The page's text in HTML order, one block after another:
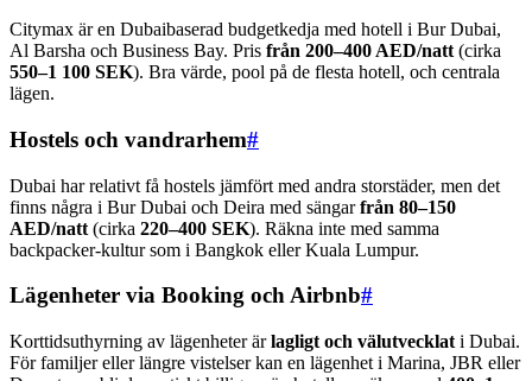
Citymax är en Dubaibaserad budgetkedja med hotell i Bur Dubai,
Al Barsha och Business Bay. Pris från 200–400 AED/natt (cirka
550–1 100 SEK). Bra värde, pool på de flesta hotell, och centrala
lägen.
Hostels och vandrarhem#
Dubai har relativt få hostels jämfört med andra storstäder, men det
finns några i Bur Dubai och Deira med sängarfrån 80–150
AED/natt (cirka 220–400 SEK). Räkna inte med samma
backpacker-kultur som i Bangkok eller Kuala Lumpur.
Lägenheter via Booking och Airbnb#
Korttidsuthyrning av lägenheter ärlagligt och välutvecklat i Dubai.
För familjer eller längre vistelser kan en lägenhet i Marina, JBR eller